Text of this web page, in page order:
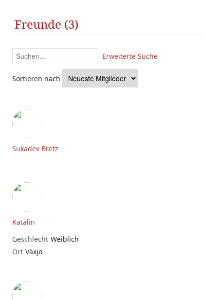
Freunde (3)
Sortieren nach
Erweiterte Suche
Sukadev Bretz
Katalin
Geschlecht Weiblich
Ort Växjö